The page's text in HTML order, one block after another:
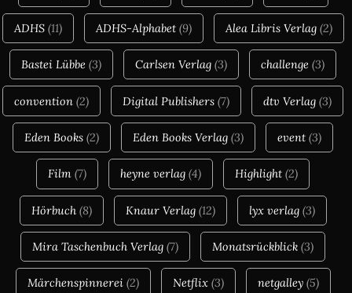
ADHS(11) ADHS-Alphabet(9) Alea Libris Verlag(2)
Bastei Lübbe (3) Carlsen Verlag (3) challenge (3)
convention (2) Digital Publishers (7) dtv Verlag (3)
Eden Books (2) Eden Books Verlag (3) event (3)
Film (7) heyne verlag (4) Highlight (2)
Hörbuch(8) Knaur Verlag(12) lyx verlag(3)
Mira Taschenbuch Verlag (7) Monatsrückblick (3)
Märchenspinnerei(2) Netflix(3) netgalley(5)